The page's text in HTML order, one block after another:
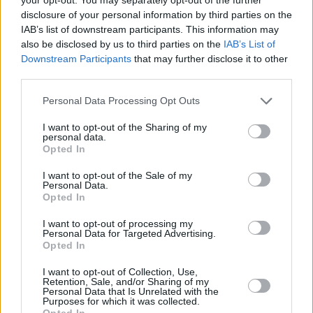
disclosure of your personal information by third parties on the
IAB’s list of downstream participants. This information may
also be disclosed by us to third parties on the IAB’s List of
Downstream Participants that may further disclose it to other
Personal Data Processing Opt Outs
I want to opt-out of the Sharing of my
personal data.
Opted In
I want to opt-out of the Sale of my
Personal Data.
Opted In
I want to opt-out of processing my
Personal Data for Targeted Advertising.
Opted In
I want to opt-out of Collection, Use,
Retention, Sale, and/or Sharing of my
Personal Data that Is Unrelated with the
Purposes for which it was collected.
βρέθηκε κάποιος τυχερος.…
Λόττο: Τα αποτελέσματα της κλήρωσης της
Τετάρτης
SPORT & BUSINESS 15 Ιανουαρίου, 2026
Πραγματοποιήθηκε το βράδυ της Τετάρτης η κλήρωση 2692 του